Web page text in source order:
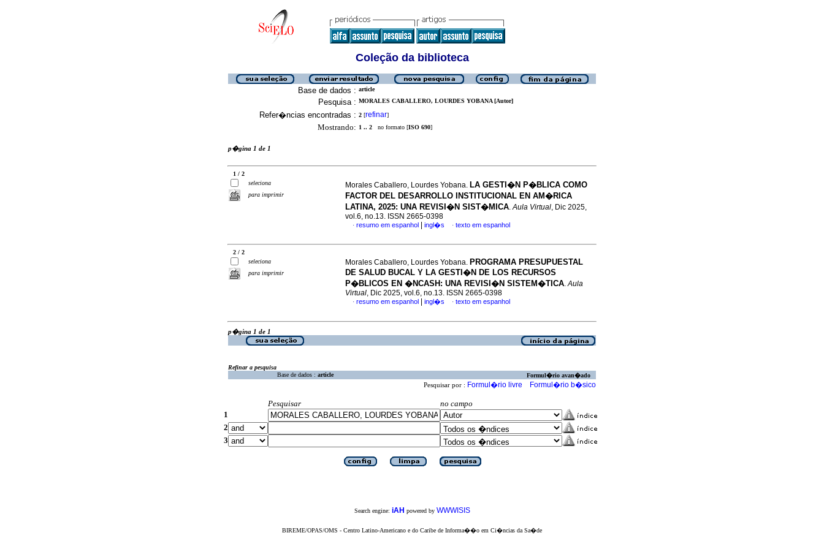
Coleção da biblioteca
Base de dados : article
Pesquisa : MORALES CABALLERO, LOURDES YOBANA [Autor]
Refer�ncias encontradas : 2 [refinar]
Mostrando: 1 .. 2 no formato [ISO 690]
p�gina 1 de 1
1 / 2
seleciona
para imprimir
Morales Caballero, Lourdes Yobana. LA GESTI�N P�BLICA COMO
FACTOR DEL DESARROLLO INSTITUCIONAL EN AM�RICA
LATINA, 2025: UNA REVISI�N SIST�MICA.Aula Virtual, Dic 2025,
vol.6, no.13. ISSN 2665-0398
· resumo em espanhol ingl�s · texto em espanhol
2 / 2
seleciona
para imprimir
Morales Caballero, Lourdes Yobana. PROGRAMA PRESUPUESTAL
DE SALUD BUCAL Y LA GESTI�N DE LOS RECURSOS
P�BLICOS EN �NCASH: UNA REVISI�N SISTEM�TICA.Aula
Virtual, Dic 2025, vol.6, no.13. ISSN 2665-0398
· resumo em espanhol ingl�s · texto em espanhol
p�gina 1 de 1
Refinar a pesquisa
Base de dados : article Formul�rio avan�ado
Pesquisar por : Formul�rio livre Formul�rio b�sico
Pesquisar
no campo
1
2
3
Search engine: iAH powered by WWWISIS
BIREME/OPAS/OMS - Centro Latino-Americano e do Caribe de Informa��o em Ci�ncias da Sa�de